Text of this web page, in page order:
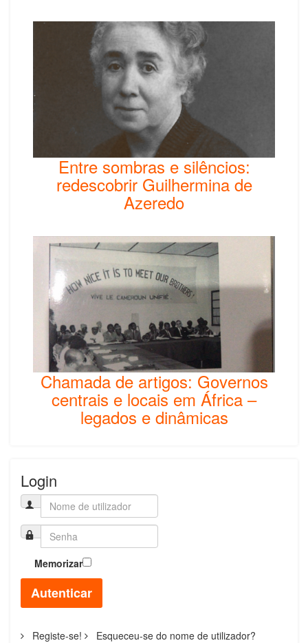
Entre sombras e silêncios:
redescobrir Guilhermina de
Azeredo
Chamada de artigos: Governos
centrais e locais em África –
legados e dinâmicas
Login
Memorizar
Autenticar
Registe-se! Esqueceu-se do nome de utilizador?